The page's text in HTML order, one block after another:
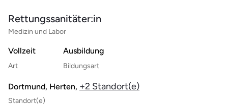
Rettungssanitäter:in
Medizin und Labor
Vollzeit
Art
Ausbildung
Bildungsart
Dortmund, Herten, +2 Standort(e)
Standort(e)